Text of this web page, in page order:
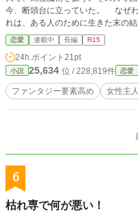
今、断頭台に立っていた。 なぜわたしがそこにたっているのか･･･。 そ
れは、ある人のために生きた末の結末であるから･･
言われたわたしの話である。 注) ＊ファンタジー要素高めになっています。ファ
ンタジーだろう！と思うかもしれ
つっぱしります。 ＊戦い(残酷描写
入するため表現的、精神的な意味
い。(念の為R15にしています) ＊
で、ご注意ください。 ＊かなりス
恋愛 連載中 長編 R15
24h.ポイント 21pt
小説 25,634 位 / 228,819件 恋愛
ファンタジー要素高め 女性主
6
枯れ専で何が悪い！